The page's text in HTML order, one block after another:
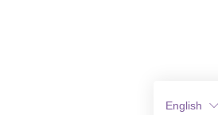
English